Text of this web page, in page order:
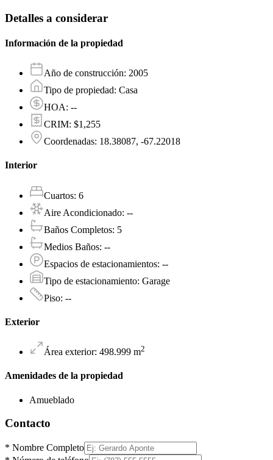
Detalles a considerar
Información de la propiedad
Año de construcción: 2005
Tipo de propiedad: Casa
HOA: --
CRIM: $1,255
Coordenadas: 18.38087, -67.22018
Interior
Cuartos: 6
Aire Acondicionado: --
Baños Completos: 5
Medios Baños: --
Espacios de estacionamientos: --
Tipo de estacionamiento: Garage
Piso: --
Exterior
Área exterior: 498.999 m2
Amenidades de la propiedad
Amueblado
Contacto
* Nombre Completo